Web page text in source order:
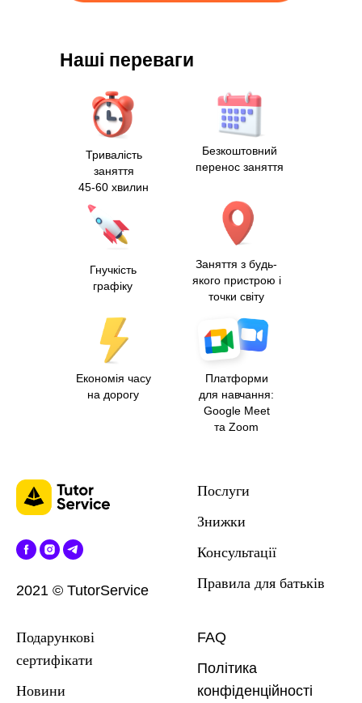
Наші переваги
Платформи
для навчання:
Google Meet
та Zoom
Економія часу
на дорогу
Гнучкість
графіку
Заняття з будь-
якого пристрою і
точки світу
Тривалість
заняття
45-60 хвилин
Безкоштовний
перенос заняття
2021 © TutorService
Послуги
Знижки
Консультації
Правила для батьків
Подарункові
сертифікати
Новини
FAQ
Політика
конфіденційності